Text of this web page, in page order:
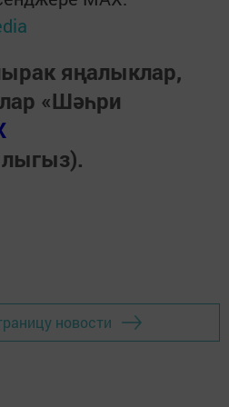
яңалыклар,
«Шәһри
новости